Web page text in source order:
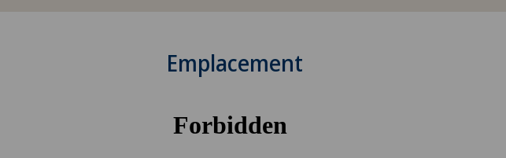
Emplacement